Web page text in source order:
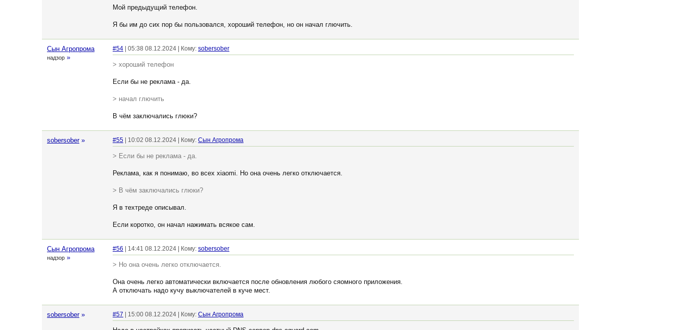
Мой предыдущий телефон.
Я бы им до сих пор бы пользовался, хороший телефон, но он начал глючить.
Сын Агропрома
надзор »
#54 | 05:38 08.12.2024 | Кому: sobersober
> хороший телефон
Если бы не реклама - да.
> начал глючить
В чём заключались глюки?
sobersober » #55 | 10:02 08.12.2024 | Кому: Сын Агропрома
> Если бы не реклама - да.
Реклама, как я понимаю, во всех xiaomi. Но она очень легко отключается.
> В чём заключались глюки?
Я в техтреде описывал.
Если коротко, он начал нажимать всякое сам.
Сын Агропрома
надзор »
#56 | 14:41 08.12.2024 | Кому: sobersober
> Но она очень легко отключается.
Она очень легко автоматически включается после обновления любого сяомного приложения.
А отключать надо кучу выключателей в куче мест.
sobersober » #57 | 15:00 08.12.2024 | Кому: Сын Агропрома